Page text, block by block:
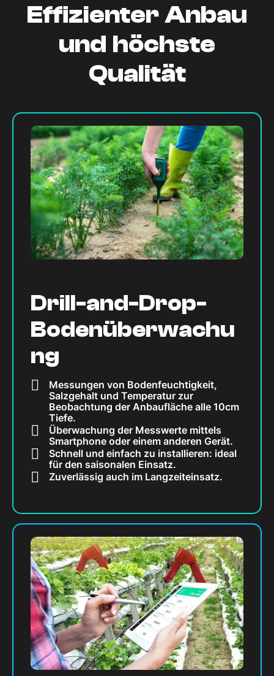
Effizienter Anbau
und höchste
Qualität
Drill-and-Drop-
Bodenüberwachu
ng
Messungen von Bodenfeuchtigkeit,
Salzgehalt und Temperatur zur
Beobachtung der Anbaufläche alle 10cm
Tiefe.
Überwachung der Messwerte mittels
Smartphone oder einem anderen Gerät.
Schnell und einfach zu installieren: ideal
für den saisonalen Einsatz.
Zuverlässig auch im Langzeiteinsatz.